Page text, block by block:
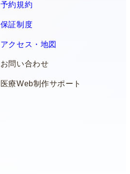
予約規約
保証制度
アクセス・地図
お問い合わせ
医療Web制作サポート